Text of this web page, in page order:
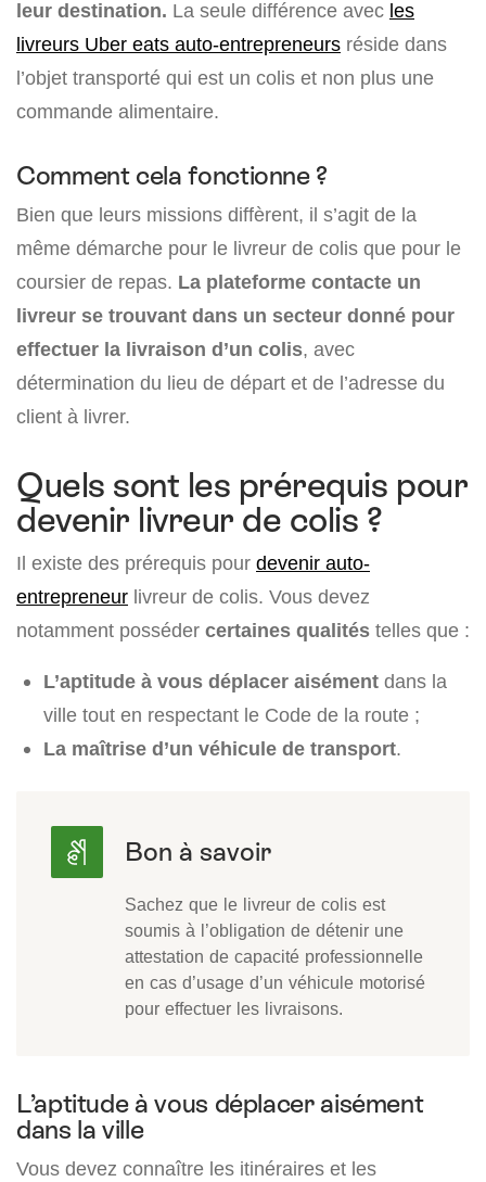
leur destination. La seule différence avec les
livreurs Uber eats auto-entrepreneurs réside dans
l’objet transporté qui est un colis et non plus une
commande alimentaire.
Comment cela fonctionne ?
Bien que leurs missions diffèrent, il s’agit de la
même démarche pour le livreur de colis que pour le
coursier de repas. La plateforme contacte un
livreur se trouvant dans un secteur donné pour
effectuer la livraison d’un colis, avec
détermination du lieu de départ et de l’adresse du
client à livrer.
Quels sont les prérequis pour
devenir livreur de colis ?
Il existe des prérequis pour devenir auto-
entrepreneur livreur de colis. Vous devez
notamment posséder certaines qualités telles que :
L’aptitude à vous déplacer aisément dans la
ville tout en respectant le Code de la route ;
La maîtrise d’un véhicule de transport.
Sachez que le livreur de colis est
soumis à l’obligation de détenir une
attestation de capacité professionnelle
en cas d’usage d’un véhicule motorisé
pour effectuer les livraisons.
L’aptitude à vous déplacer aisément
dans la ville
Vous devez connaître les itinéraires et les